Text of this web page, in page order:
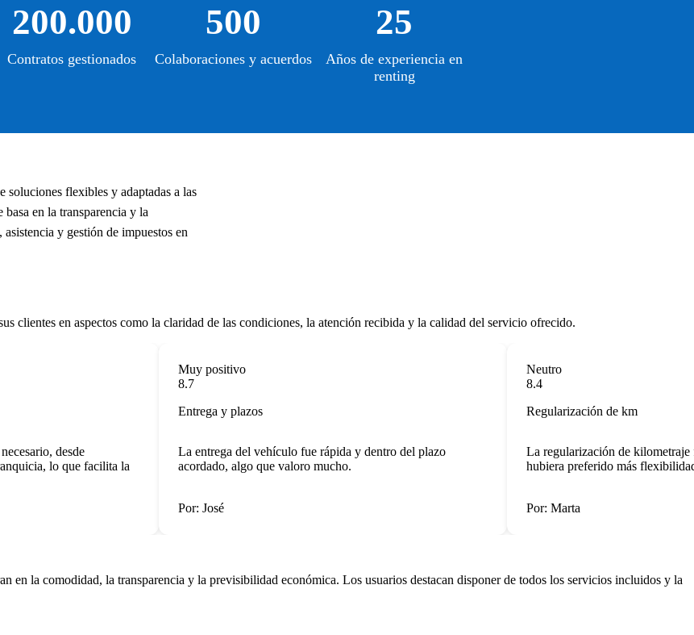
200.000
Contratos gestionados
500
Colaboraciones y acuerdos
25
Años de experiencia en
renting
soluciones flexibles y adaptadas a las
en la transparencia y la
y gestión de impuestos en
clientes en aspectos como la claridad de las condiciones, la atención recibida y la calidad del servicio ofrecido.
desde
lo que facilita la
Muy positivo
8.7
Entrega y plazos
La entrega del vehículo fue rápida y dentro del plazo
acordado, algo que valoro mucho.
Por: José
Neutro
8.4
Regularización de km
La regularización de kilometraje
hubiera preferido más flexibilidad
Por: Marta
en la comodidad, la transparencia y la previsibilidad económica. Los usuarios destacan disponer de todos los servicios incluidos y la